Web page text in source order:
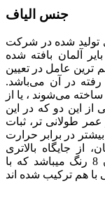
جنس الیاف
شده در شرکت
اکریلیک بایر آلمان بافته شده
عامل در تعیین
در آن می‌باشد.
می‌شوند ، یا از
از این دو که در این
طولانی تر، ثبات
در برابر حرارت
جایگاه بالاتری
برخوردارند. تعداد رنگ­­های به کار رفته در آن 8 رنگ می­باشد که با